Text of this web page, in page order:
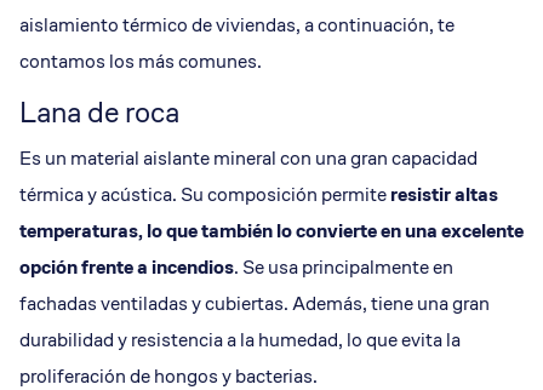
aislamiento térmico de viviendas, a continuación, te
contamos los más comunes.
Lana de roca
Es un material aislante mineral con una gran capacidad
térmica y acústica. Su composición permiteresistir altas
temperaturas, lo que también lo convierte en una excelente
opción frente a incendios. Se usa principalmente en
fachadas ventiladas y cubiertas. Además, tiene una gran
durabilidad y resistencia a la humedad, lo que evita la
proliferación de hongos y bacterias.